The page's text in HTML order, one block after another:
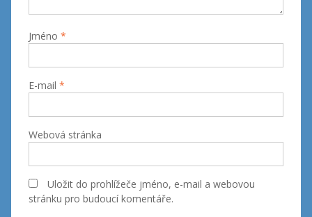
Jméno *
E-mail *
Webová stránka
Uložit do prohlížeče jméno, e-mail a webovou
stránku pro budoucí komentáře.